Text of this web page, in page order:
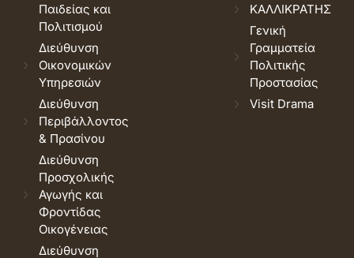
Παιδείας και
Πολιτισμού
Διεύθυνση
Οικονομικών
Υπηρεσιών
Διεύθυνση
Περιβάλλοντος
& Πρασίνου
Διεύθυνση
Προσχολικής
Αγωγής και
Φροντίδας
Οικογένειας
Διεύθυνση
ΚΑΛΛΙΚΡΑΤΗΣ
Γενική
Γραμματεία
Πολιτικής
Προστασίας
Visit Drama